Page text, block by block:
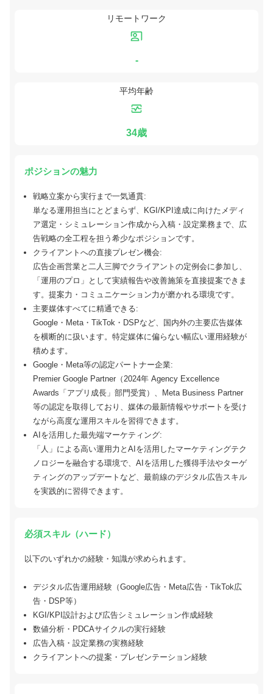
リモートワーク
-
平均年齢
34歳
ポジションの魅力
戦略立案から実行まで一気通貫:
単なる運用担当にとどまらず、KGI/KPI達成に向けたメディ
ア選定・シミュレーション作成から入稿・設定業務まで、広
告戦略の全工程を担う希少なポジションです。
クライアントへの直接プレゼン機会:
広告企画営業と二人三脚でクライアントの定例会に参加し、
「運用のプロ」として実績報告や改善施策を直接提案できま
す。提案力・コミュニケーション力が磨かれる環境です。
主要媒体すべてに精通できる:
Google・Meta・TikTok・DSPなど、国内外の主要広告媒体
を横断的に扱います。特定媒体に偏らない幅広い運用経験が
積めます。
Google・Meta等の認定パートナー企業:
Premier Google Partner（2024年 Agency Excellence
Awards「アプリ成長」部門受賞）、Meta Business Partner
等の認定を取得しており、媒体の最新情報やサポートを受け
ながら高度な運用スキルを習得できます。
AIを活用した最先端マーケティング:
「人」による高い運用力とAIを活用したマーケティングテク
ノロジーを融合する環境で、AIを活用した獲得手法やターゲ
ティングのアップデートなど、最前線のデジタル広告スキル
を実践的に習得できます。
必須スキル（ハード）
以下のいずれかの経験・知識が求められます。
デジタル広告運用経験（Google広告・Meta広告・TikTok広
告・DSP等）
KGI/KPI設計および広告シミュレーション作成経験
数値分析・PDCAサイクルの実行経験
広告入稿・設定業務の実務経験
クライアントへの提案・プレゼンテーション経験